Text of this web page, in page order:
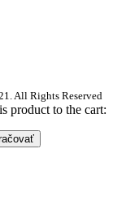
All Rights Reserved
product to the cart: